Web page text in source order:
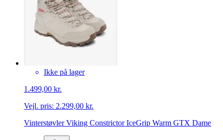
Ikke på lager
1.499,00 kr.
Vejl. pris: 2.299,00 kr.
Vinterstøvler Viking Constrictor IceGrip Warm GTX Dame